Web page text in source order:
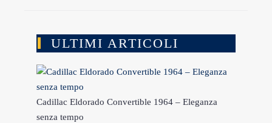
ULTIMI ARTICOLI
Cadillac Eldorado Convertible 1964 – Eleganza
senza tempo